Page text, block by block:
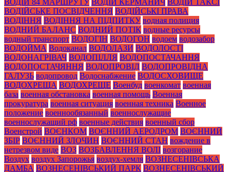
ВОДІЙ 84 МАРШРУТУ ВОДІЙ КЕРМАНИЧ ВОДІЙ ТАКСІ
ВОДІЙСЬКЕ ПОСВІДЧЕННЯ ВОДІЙСЬКІ ПРАВА
ВОДІННЯ ВОДІННЯ НА ПІДПИТКУ водная полиция
ВОДНИЙ БАЛАНС ВОДНИЙ ПОТІК водные ресурсы
водный транспорт ВОДОГІН ВОДОГОН водоем водозабор
ВОДОЙМА Водоканал ВОДОЛАЗИ ВОДОЛОСТІ
ВОДОНАГРІВАЧ ВОДОПІЛЛЯ ВОДОПОСТАЧАННЯ
ВОДОПОСТАЧЯННЯ ВОДОПРОВІД ВОДОПРОВІДНА
ГАЛУЗЬ водопровод Водоснабжение ВОДОСХОВИЩЕ
ВОДОХРЕЩА ВОДОХРЕЩЕ Военбуд военкомат военная
база военная обстановка военная помощь Военная
прокуратура военная ситуация военная техника Военное
положение военнообязанный военнослужащие
военнослужащий рф военные действия военный сбор
Военстрой ВОЄНКОМ ВОЄННИЙ АЕРОДРОМ ВОЄННИЙ
ЗБІР ВОЄННИЙ ЗЛОЧИН ВОЄННИЙ СТАН вождение в
нетрезвом виде ВОЗ ВОЗБАВЛЕННЯ ВОЛІ возгорание
Воздух воздух Запорожья воздух-хемля ВОЗНЕСЕНІВСЬКА
ДАМБА ВОЗНЕСЕНІВСЬКИЙ ПАРК ВОЗНЕСЕНІВСЬКИЙ